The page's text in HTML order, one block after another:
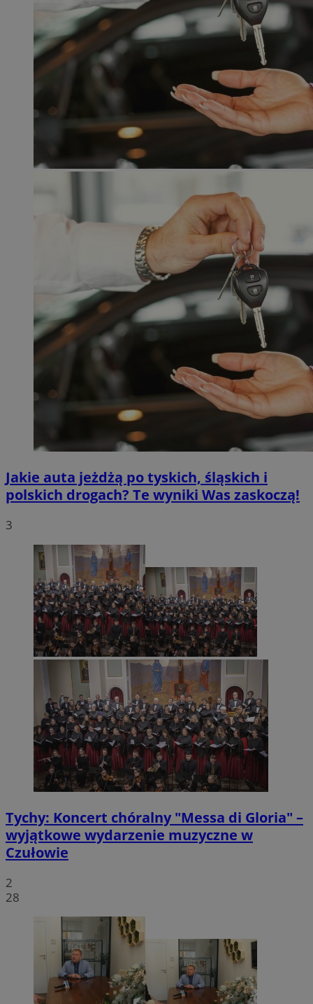
Jakie auta jeżdżą po tyskich, śląskich i
polskich drogach? Te wyniki Was zaskoczą!
3
Tychy: Koncert chóralny "Messa di Gloria" –
wyjątkowe wydarzenie muzyczne w
Czułowie
2
28